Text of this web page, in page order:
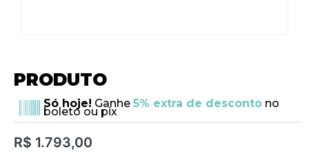
PRODUTO
Só hoje! Ganhe 5% extra de descontono
boleto ou pix
R$ 1.793,00